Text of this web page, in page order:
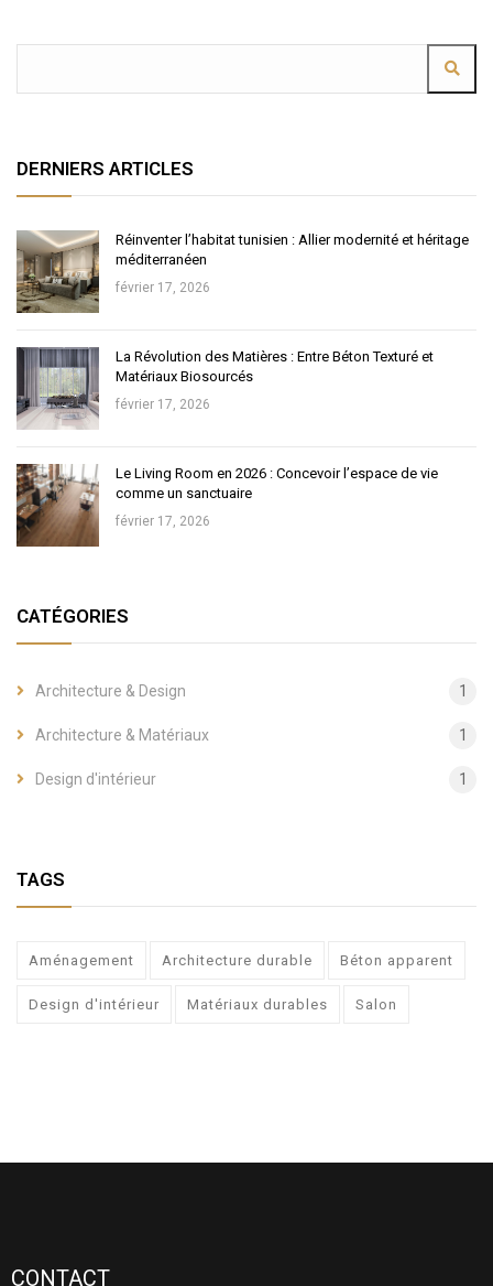
DERNIERS ARTICLES
Réinventer l’habitat tunisien : Allier modernité et héritage
méditerranéen
février 17, 2026
La Révolution des Matières : Entre Béton Texturé et
Matériaux Biosourcés
février 17, 2026
Le Living Room en 2026 : Concevoir l’espace de vie
comme un sanctuaire
février 17, 2026
CATÉGORIES
Architecture & Design 1
Architecture & Matériaux 1
Design d'intérieur 1
TAGS
Aménagement Architecture durable Béton apparent
Design d'intérieur Matériaux durables Salon
CONTACT